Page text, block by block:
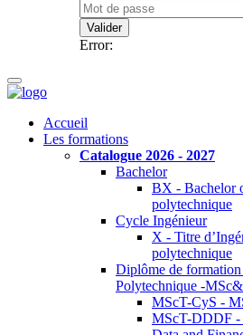
Valider
Error:
Accueil
Les formations
Catalogue 2026 - 2027
Bachelor
BX - Bachelor
polytechnique
Cycle Ingénieur
X - Titre
polytechnique
Diplôme de
Polytechnique -
MScT-CyS -
MScT-DDDF -